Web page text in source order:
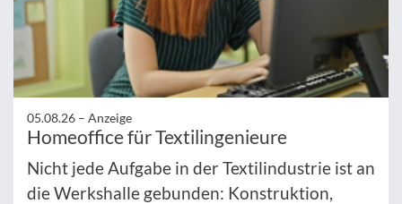
05.08.26 – Anzeige
Homeoffice für Textilingenieure
Nicht jede Aufgabe in der Textilindustrie ist an
die Werkshalle gebunden: Konstruktion,